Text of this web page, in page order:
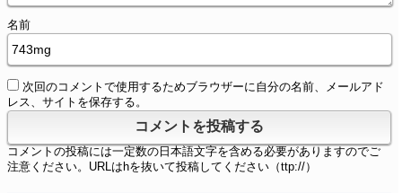
名前
次回のコメントで使用するためブラウザーに自分の名前、メールアド
レス、サイトを保存する。
コメントの投稿には一定数の日本語文字を含める必要がありますのでご
注意ください。URLはhを抜いて投稿してください（ttp://）